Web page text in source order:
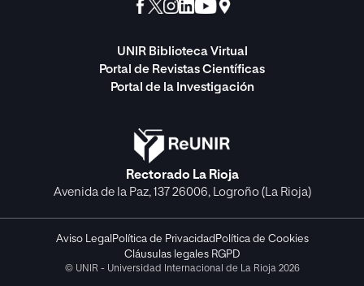
UNIR Biblioteca Virtual
Portal de Revistas Científicas
Portal de la Investigación
Rectorado La Rioja
Avenida de la Paz, 137 26006, Logroño (La Rioja)
Aviso Legal Política de Privacidad Política de Cookies
Cláusulas legales RGPD
© UNIR - Universidad Internacional de La Rioja 2026